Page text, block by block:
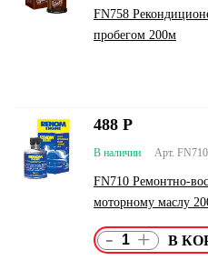
FN758
пробегом 200м
Арт. FN710
В наличии
FN710 Ремонтно-
моторному маслу
488 Р
- +